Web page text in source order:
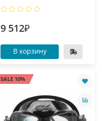
9 512₽
В корзину
SALE 10%